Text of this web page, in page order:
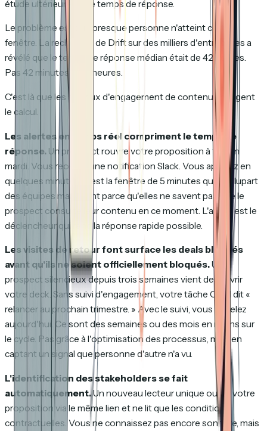
étude ultérieure sur le temps de réponse.
Le problème est que presque personne n'atteint cette
fenêtre. La recherche de Drift sur des milliers d'entreprises a
révélé que le temps de réponse médian était de 42 heures.
Pas 42 minutes. Des heures.
C'est là que les signaux d'engagement de contenu changent
le calcul.
Les alertes en temps réel compriment le temps de
réponse. Un prospect rouvre votre proposition à 10h un
mardi. Vous recevez une notification Slack. Vous appelez en
quelques minutes. C'est la fenêtre de 5 minutes que la plupart
des équipes manquent parce qu'elles ne savent pas que le
prospect consulte leur contenu en ce moment. L'alerte est le
déclencheur qui rend la réponse rapide possible.
Les visites de retour font surface les deals bloqués
avant qu'ils ne soient officiellement bloqués.Un
prospect silencieux depuis trois semaines vient de rouvrir
votre deck. Sans suivi d'engagement, votre tâche CRM dit «
relancer au prochain trimestre. » Avec le suivi, vous appelez
aujourd'hui. Ce sont des semaines ou des mois en moins sur
le cycle. Pas grâce à l'optimisation des processus, mais en
captant un signal que personne d'autre n'a vu.
L'identification des stakeholders se fait
automatiquement.Un nouveau lecteur unique ouvre votre
proposition via le même lien et ne lit que les conditions
contractuelles. Vous ne connaissez pas encore son titre, mais